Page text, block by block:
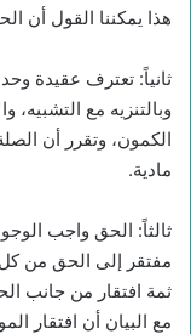
هذا يمكننا القول أن
ثانياً: تعترف عقيدة
وبالتنزيه مع التشبيه،
الكمون، وتقرر أن
مادية.
ثالثاً: الحق واجب
مفتقر إلى الحق من
ثمة افتقار من جانب
مع البيان أن افتقار